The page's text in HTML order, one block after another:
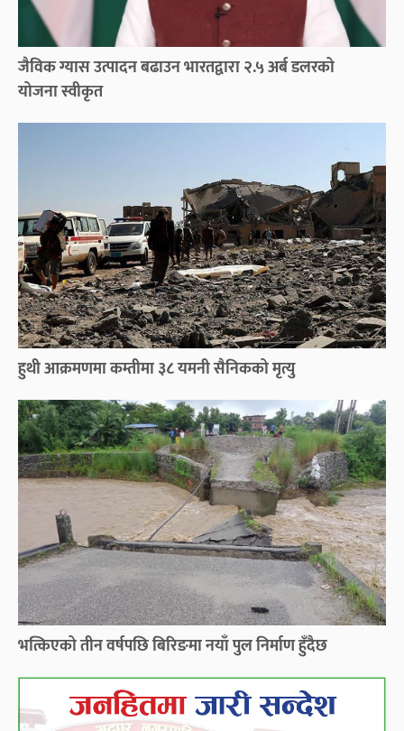
जैविक ग्यास उत्पादन बढाउन भारतद्वारा २.५ अर्ब डलरको
योजना स्वीकृत
हुथी आक्रमणमा कम्तीमा ३८ यमनी सैनिकको मृत्यु
भत्किएको तीन वर्षपछि बिरिङमा नयाँ पुल निर्माण हुँदैछ